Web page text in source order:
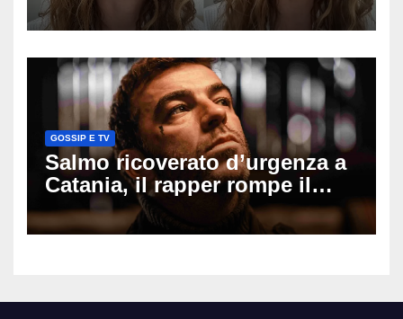
il seno». Poi svela i ritocchi di
GOSSIP E TV
Salmo ricoverato d’urgenza a
Catania, il rapper rompe il
silenzio dopo la notte in
ospedale: come sta e cosa